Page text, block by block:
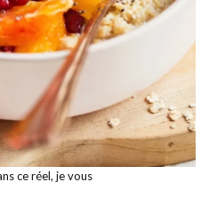
ce réel, je vous